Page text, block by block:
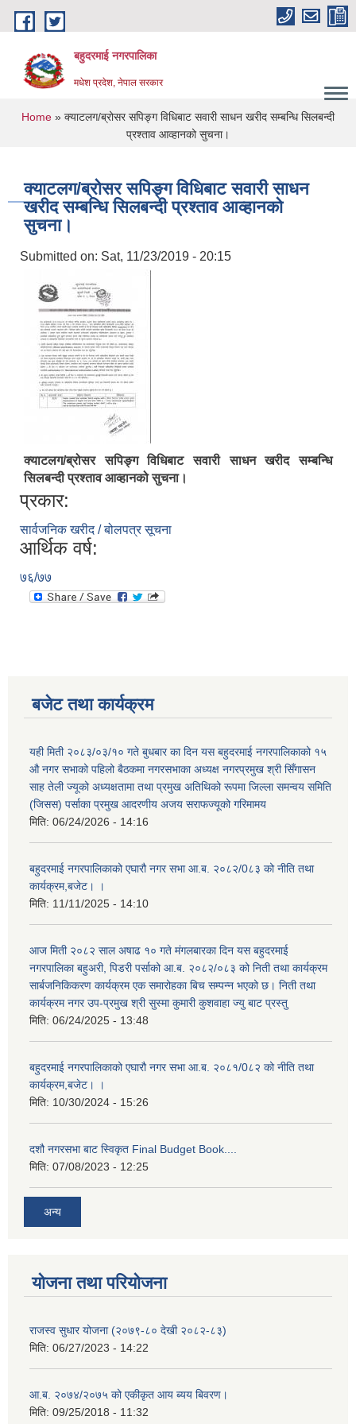
Skip to main content
बहुदरमाई नगरपालिका
मधेश प्रदेश, नेपाल सरकार
You are here
Home » क्याटलग/ब्रोसर सपिङ्ग विधिबाट सवारी साधन खरीद सम्बन्धि सिलबन्दी
प्रश्ताव आव्हानको सुचना।
क्याटलग/ब्रोसर सपिङ्ग विधिबाट सवारी साधन
खरीद सम्बन्धि सिलबन्दी प्रश्ताव आव्हानको
सुचना।
Submitted on: Sat, 11/23/2019 - 20:15
क्याटलग/ब्रोसर सपिङ्ग विधिबाट सवारी साधन खरीद सम्बन्धि
सिलबन्दी प्रश्ताव आव्हानको सुचना।
प्रकार:
सार्वजनिक खरीद / बोलपत्र सूचना
आर्थिक वर्ष:
७६/७७
बजेट तथा कार्यक्रम
यही मिती २०८३/०३/१० गते बुधबार का दिन यस बहुदरमाई नगरपालिकाको १५
औ नगर सभाको पहिलो बैठकमा नगरसभाका अध्यक्ष नगरप्रमुख श्री सिँगासन
साह तेली ज्यूको अध्यक्षतामा तथा प्रमुख अतिथिको रूपमा जिल्ला समन्वय समिति
(जिसस) पर्साका प्रमुख आदरणीय अजय सराफज्यूको गरिमामय
मिति: 06/24/2026 - 14:16
बहुदरमाई नगरपालिकाको एघारौ नगर सभा आ.ब. २०८२/0८३ को नीति तथा
कार्यक्रम,बजेट। ।
मिति: 11/11/2025 - 14:10
आज मिती २०८२ साल अषाढ १० गते मंगलबारका दिन यस बहुदरमाई
नगरपालिका बहुअरी, पिडरी पर्साको आ.ब. २०८२/०८३ को निती तथा कार्यक्रम
सार्बजनिकिकरण कार्यक्रम एक समारोहका बिच सम्पन्न भएको छ। निती तथा
कार्यक्रम नगर उप-प्रमुख श्री सुस्मा कुमारी कुशवाहा ज्यु बाट प्रस्तु
मिति: 06/24/2025 - 13:48
बहुदरमाई नगरपालिकाको एघारौ नगर सभा आ.ब. २०८१/0८२ को नीति तथा
कार्यक्रम,बजेट। ।
मिति: 10/30/2024 - 15:26
दशौ नगरसभा बाट स्विकृत Final Budget Book....
मिति: 07/08/2023 - 12:25
अन्य
योजना तथा परियोजना
राजस्व सुधार योजना (२०७९-८० देखी २०८२-८३)
मिति: 06/27/2023 - 14:22
आ.ब. २०७४/२०७५ को एकीकृत आय ब्यय बिवरण।
मिति: 09/25/2018 - 11:32